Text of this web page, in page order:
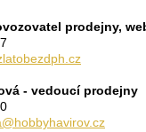
prodejny,
- vedoucí prodejny